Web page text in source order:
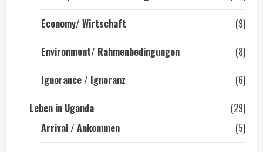
Economy/ Wirtschaft
(9)
Environment/ Rahmenbedingungen
(8)
Ignorance / Ignoranz
(6)
Leben in Uganda
(29)
Arrival / Ankommen
(5)